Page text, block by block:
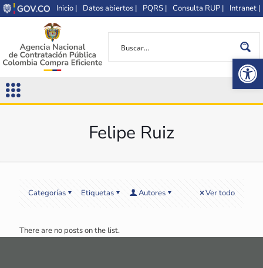
Inicio | Datos abiertos | PQRS | Consulta RUP | Intranet |
Felipe Ruiz
Categorías Etiquetas Autores Ver todo
There are no posts on the list.